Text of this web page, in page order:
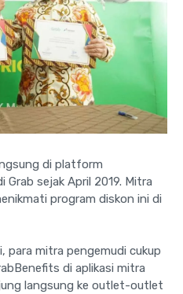
di platform
sejak April 2019. Mitra
program diskon ini di
para mitra pengemudi cukup
di aplikasi mitra
langsung ke outlet-outlet